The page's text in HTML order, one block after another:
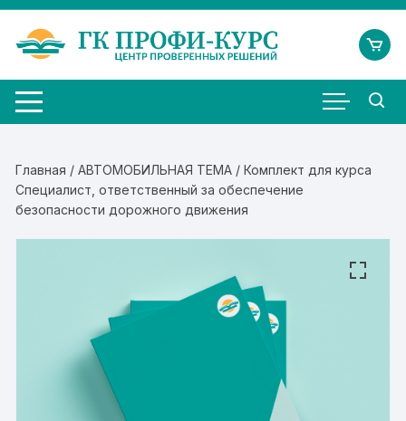
Перейти
содержимому
Главная /АВТОМОБИЛЬНАЯ ТЕМА / Комплект для курса
Специалист, ответственный за обеспечение
безопасности дорожного движения